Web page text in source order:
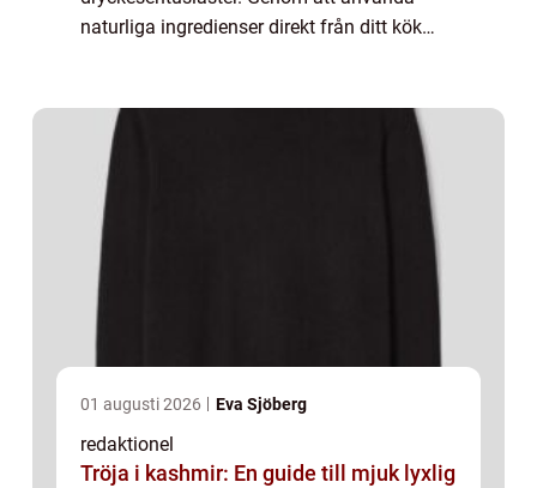
naturliga ingredienser direkt från ditt kök
01 augusti 2026 Eva Sjöberg
redaktionel
Tröja i kashmir: En guide till mjuk lyxlig